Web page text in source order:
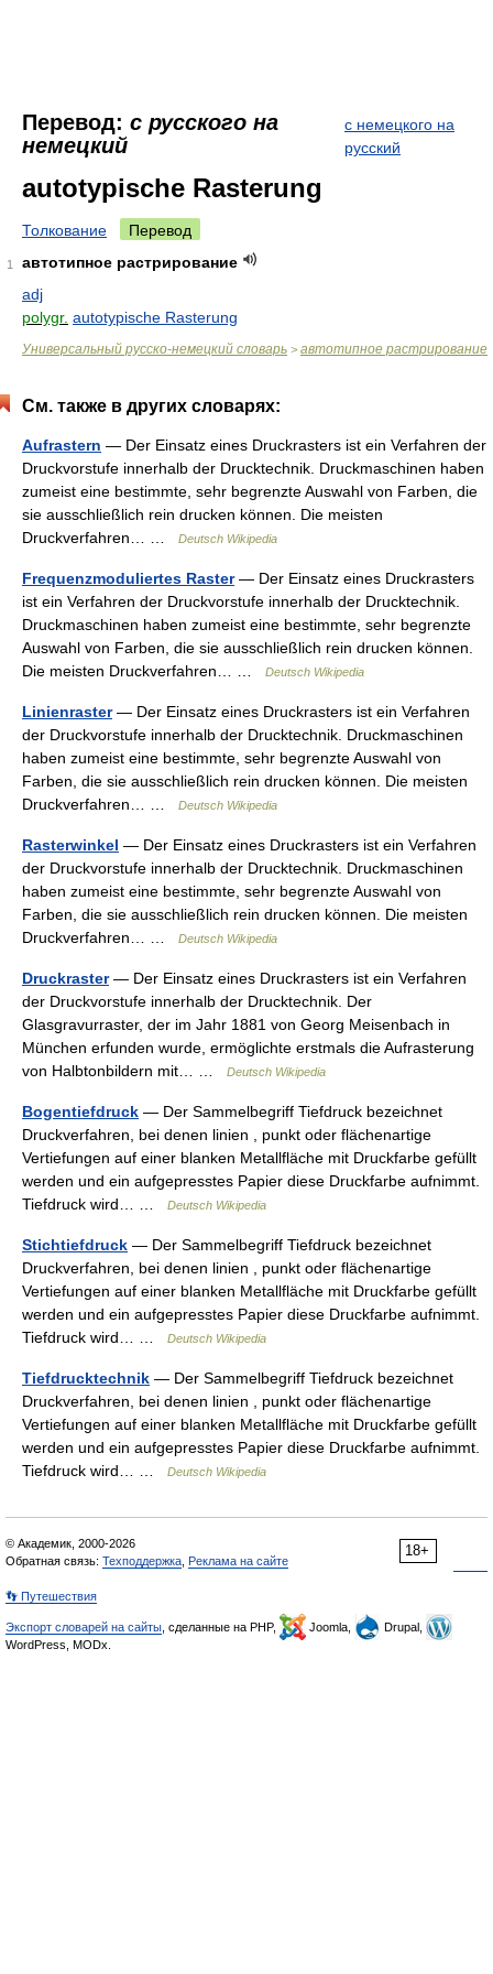
Перевод: с русского на
немецкий
с немецкого на
русский
autotypische Rasterung
Толкование Перевод
1
автотипное растрирование
adj
polygr. autotypische Rasterung
Универсальный русско-немецкий словарь > автотипное растрирование
См. также в других словарях:
Aufrastern — Der Einsatz eines Druckrasters ist ein Verfahren der
Druckvorstufe innerhalb der Drucktechnik. Druckmaschinen haben
zumeist eine bestimmte, sehr begrenzte Auswahl von Farben, die
sie ausschließlich rein drucken können. Die meisten
Druckverfahren… …
Deutsch Wikipedia
Frequenzmoduliertes Raster— Der Einsatz eines Druckrasters
ist ein Verfahren der Druckvorstufe innerhalb der Drucktechnik.
Druckmaschinen haben zumeist eine bestimmte, sehr begrenzte
Auswahl von Farben, die sie ausschließlich rein drucken können.
Die meisten Druckverfahren… …
Deutsch Wikipedia
Linienraster— Der Einsatz eines Druckrasters ist ein Verfahren
der Druckvorstufe innerhalb der Drucktechnik. Druckmaschinen
haben zumeist eine bestimmte, sehr begrenzte Auswahl von
Farben, die sie ausschließlich rein drucken können. Die meisten
Druckverfahren… …
Deutsch Wikipedia
Rasterwinkel — Der Einsatz eines Druckrasters ist ein Verfahren
der Druckvorstufe innerhalb der Drucktechnik. Druckmaschinen
haben zumeist eine bestimmte, sehr begrenzte Auswahl von
Farben, die sie ausschließlich rein drucken können. Die meisten
Druckverfahren… …
Deutsch Wikipedia
Druckraster— Der Einsatz eines Druckrasters ist ein Verfahren
der Druckvorstufe innerhalb der Drucktechnik. Der
Glasgravurraster, der im Jahr 1881 von Georg Meisenbach in
München erfunden wurde, ermöglichte erstmals die Aufrasterung
von Halbtonbildern mit… …
Deutsch Wikipedia
Bogentiefdruck — Der Sammelbegriff Tiefdruck bezeichnet
Druckverfahren, bei denen linien , punkt oder flächenartige
Vertiefungen auf einer blanken Metallfläche mit Druckfarbe gefüllt
werden und ein aufgepresstes Papier diese Druckfarbe aufnimmt.
Tiefdruck wird… …
Deutsch Wikipedia
Stichtiefdruck — Der Sammelbegriff Tiefdruck bezeichnet
Druckverfahren, bei denen linien , punkt oder flächenartige
Vertiefungen auf einer blanken Metallfläche mit Druckfarbe gefüllt
werden und ein aufgepresstes Papier diese Druckfarbe aufnimmt.
Tiefdruck wird… …
Deutsch Wikipedia
Tiefdrucktechnik — Der Sammelbegriff Tiefdruck bezeichnet
Druckverfahren, bei denen linien , punkt oder flächenartige
Vertiefungen auf einer blanken Metallfläche mit Druckfarbe gefüllt
werden und ein aufgepresstes Papier diese Druckfarbe aufnimmt.
Tiefdruck wird… …
Deutsch Wikipedia
18+
© Академик, 2000-2026
Обратная связь: Техподдержка Реклама на сайте
👣 Путешествия
Экспорт словарей на сайты , сделанные на PHP, Joomla,
Drupal,
WordPress, MODx.